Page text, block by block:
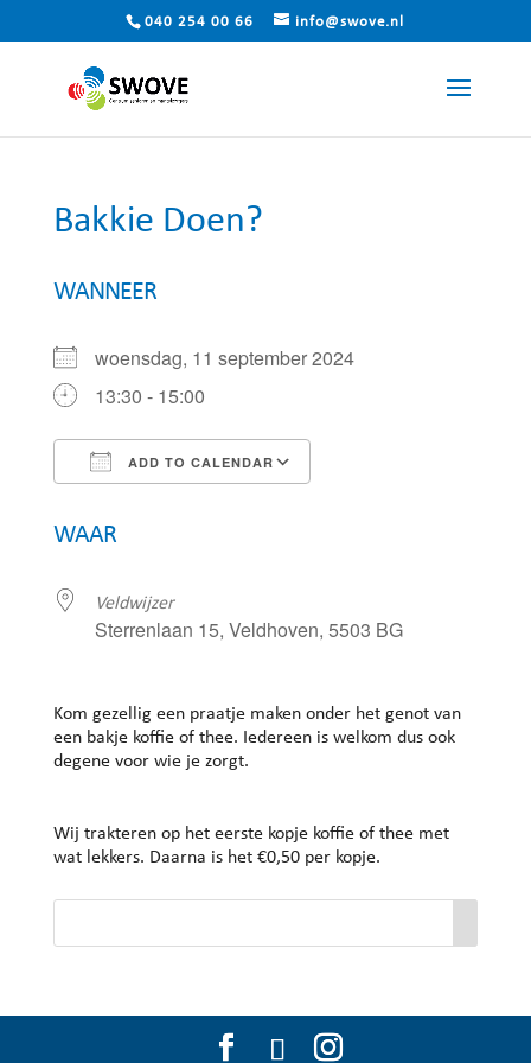
040 254 00 66 info@swove.nl
Bakkie Doen?
WANNEER
woensdag, 11 september 2024
13:30 - 15:00
ADD TO CALENDAR
WAAR
Veldwijzer
Sterrenlaan 15, Veldhoven, 5503 BG
Kom gezellig een praatje maken onder het genot van
een bakje koffie of thee. Iedereen is welkom dus ook
degene voor wie je zorgt.
Wij trakteren op het eerste kopje koffie of thee met
wat lekkers. Daarna is het €0,50 per kopje.